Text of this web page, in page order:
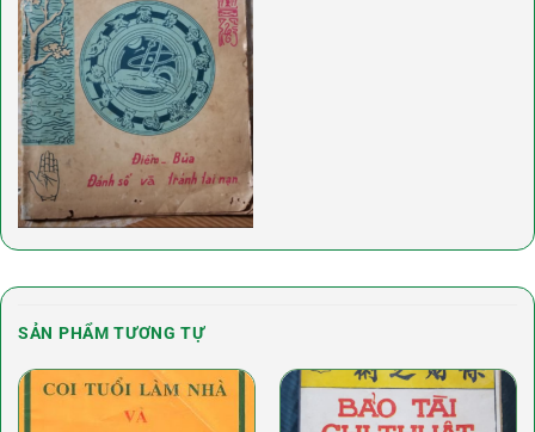
SẢN PHẨM TƯƠNG TỰ